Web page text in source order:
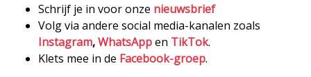
Schrijf je in voor onze nieuwsbrief
Volg via andere social media-kanalen zoals
Instagram,WhatsAppen TikTok.
Klets mee in de Facebook-groep.